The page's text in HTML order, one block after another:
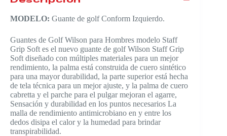
MODELO: Guante de golf Conform Izquierdo.
Guantes de Golf Wilson para Hombres modelo Staff
Grip Soft es el nuevo guante de golf Wilson Staff Grip
Soft diseñado con múltiples materiales para un mejor
rendimiento, la palma está construida de cuero sintético
para una mayor durabilidad, la parte superior está hecha
de tela técnica para un mejor ajuste, y la palma de cuero
cabretta y el parche para el pulgar mejoran el agarre,
Sensación y durabilidad en los puntos necesarios La
malla de rendimiento antimicrobiano en y entre los
dedos disipa el calor y la humedad para brindar
transpirabilidad.